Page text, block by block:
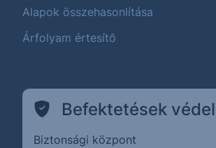
Alapok összehasonlítása
Árfolyam értesítő
Befektetések
Biztonsági központ